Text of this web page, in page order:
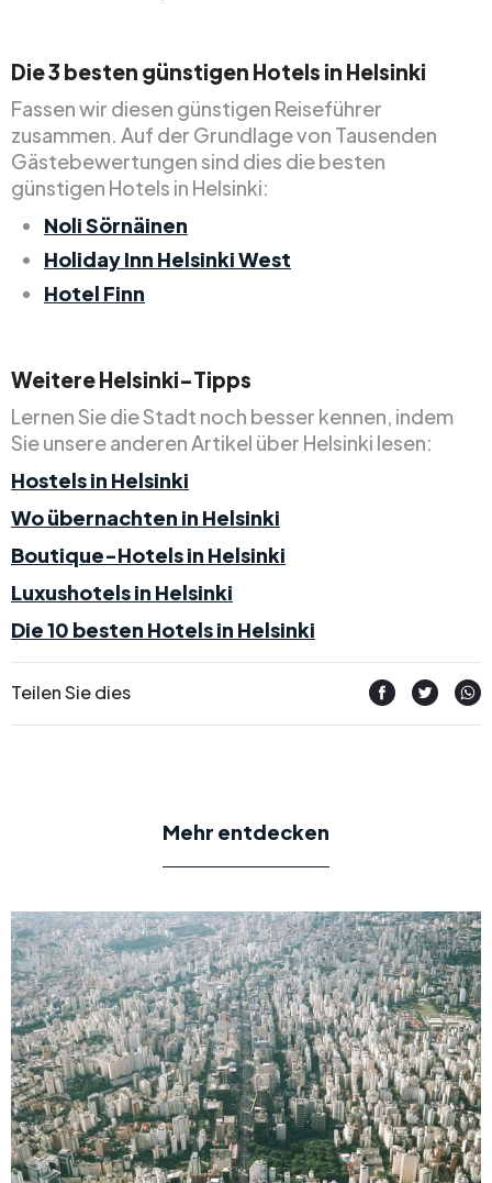
Die 3 besten günstigen Hotels in Helsinki
Fassen wir diesen günstigen Reiseführer
zusammen. Auf der Grundlage von Tausenden
Gästebewertungen sind dies die besten
günstigen Hotels in Helsinki:
Noli Sörnäinen
Holiday Inn Helsinki West
Hotel Finn
Weitere Helsinki-Tipps
Lernen Sie die Stadt noch besser kennen, indem
Sie unsere anderen Artikel über Helsinki lesen:
Hostels in Helsinki
Wo übernachten in Helsinki
Boutique-Hotels in Helsinki
Luxushotels in Helsinki
Die 10 besten Hotels in Helsinki
Teilen Sie dies
Mehr entdecken